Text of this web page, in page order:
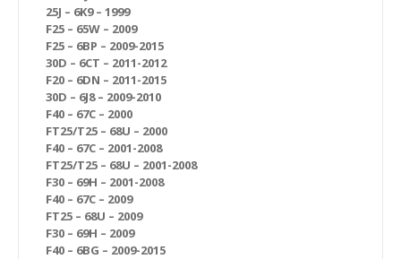
25J – 6K9 – 1999
F25 – 65W – 2009
F25 – 6BP – 2009-2015
30D – 6CT – 2011-2012
F20 – 6DN – 2011-2015
30D – 6J8 – 2009-2010
F40 – 67C – 2000
FT25/T25 – 68U – 2000
F40 – 67C – 2001-2008
FT25/T25 – 68U – 2001-2008
F30 – 69H – 2001-2008
F40 – 67C – 2009
FT25 – 68U – 2009
F30 – 69H – 2009
F40 – 6BG – 2009-2015